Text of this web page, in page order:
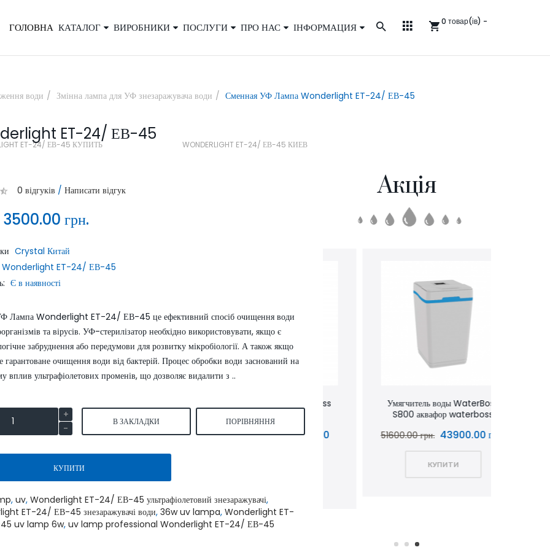
0 товар(ів) -
ГОЛОВНА КАТАЛОГ ВИРОБНИКИ ПОСЛУГИ ПРО НАС ІНФОРМАЦИЯ
води Змінна лампа для УФ знезаражувача води Сменная УФ Лампа Wonderlight ET-24/ ЕВ-45
ET-24/ ЕВ-45
ET-24/ ЕВ-45 КУПИТЬ WONDERLIGHT ET-24/ ЕВ-45 КИЕВ
0 відгуків /Написати відгук
3500.00 грн.
Crystal Китай
Wonderlight ET-24/ ЕВ-45
Є в наявності
Лампа Wonderlight ET-24/ ЕВ-45 це ефективний спосіб очищення води
та вірусів. УФ-стерилізатор необхідно використовувати, якщо є
забруднення або передумови для розвитку мікробіології. А також якщо
гарантоване очищення води від бактерій. Процес обробки води заснований на
вплив ультрафіолетових променів, що дозволяє видалити з ..
В ЗАКЛАДКИ ПОРІВНЯННЯ
КУПИТИ
,uv,Wonderlight ET-24/ ЕВ-45 ультрафіолетовий знезаражувачі,
ET-24/ ЕВ-45 знезаражувачі води,36w uv lampa,Wonderlight ET-
uv lamp 6w,uv lamp professional Wonderlight ET-24/ ЕВ-45
Акція
waterboss
54000.00 грн.
45900.00
62400.00 грн. 52999.00
Умягчитель воды WaterBoss
S800 аквафор waterboss
51600.00 грн. 43900.00 грн.
Закажите обратный звонок, и наш
консультант свяжется с вами